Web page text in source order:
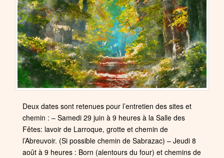
Deux dates sont retenues pour l’entretien des sites et
chemin : – Samedi 29 juin à 9 heures à la Salle des
Fêtes: lavoir de Larroque, grotte et chemin de
l’Abreuvoir. (Si possible chemin de Sabrazac) – Jeudi 8
août à 9 heures : Born (alentours du four) et chemins de